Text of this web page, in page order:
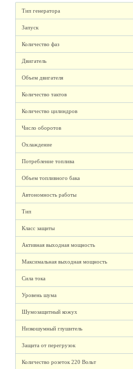
Тип генератора
Запуск
Количество фаз
Двигатель
Объем двигателя
Количество тактов
Количество цилиндров
Число оборотов
Охлаждение
Потребление топлива
Объем топливного бака
Автономность работы
Тип
Класс защиты
Активная выходная мощность
Максимальная выходная мощность
Сила тока
Уровень шума
Шумозащитный кожух
Низкошумный глушитель
Защита от перегрузок
Количество розеток 220 Вольт